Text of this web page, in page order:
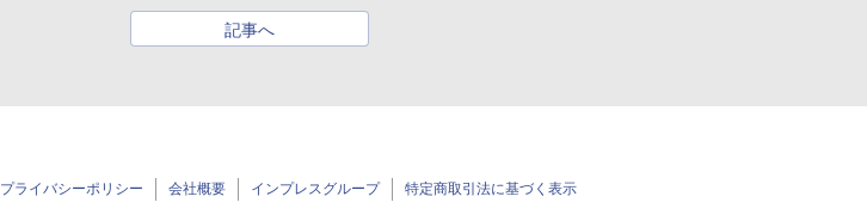
記事へ
プライバシーポリシー 会社概要 インプレスグループ 特定商取引法に基づく表示